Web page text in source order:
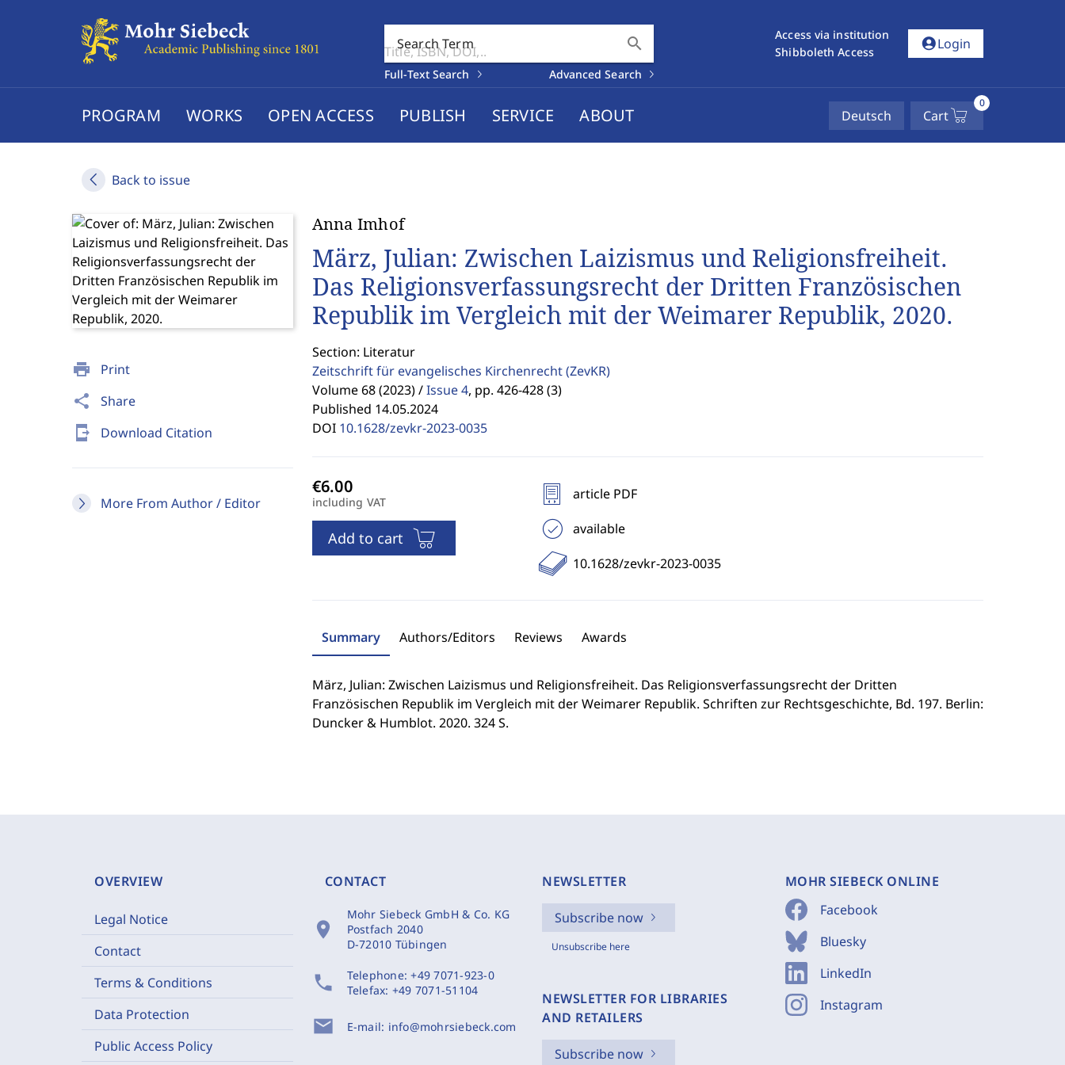
Search Term search
Full-Text Search Advanced Search
Access via institution
Shibboleth Access
account_circleLogin
PROGRAM WORKS OPEN ACCESS PUBLISH SERVICE ABOUT Deutsch Cart
0
Back to issue
print Print
share Share
send_to_mobile Download Citation
More From Author / Editor
Anna Imhof
März, Julian: Zwischen Laizismus und Religionsfreiheit.
Das Religionsverfassungsrecht der Dritten Französischen
Republik im Vergleich mit der Weimarer Republik, 2020.
Section: Literatur
Zeitschrift für evangelisches Kirchenrecht(ZevKR)
Volume 68 (2023) / Issue 4, pp. 426-428 (3)
Published 14.05.2024
DOI 10.1628/zevkr-2023-0035
including VAT
Add to cart
article PDF
available
10.1628/zevkr-2023-0035
Summary Authors/Editors Reviews Awards
März, Julian: Zwischen Laizismus und Religionsfreiheit. Das Religionsverfassungsrecht der Dritten
Französischen Republik im Vergleich mit der Weimarer Republik. Schriften zur Rechtsgeschichte, Bd. 197. Berlin:
Duncker & Humblot. 2020. 324 S.
OVERVIEW
Legal Notice
Contact
Terms & Conditions
Data Protection
Public Access Policy
CONTACT
location_on
Mohr Siebeck GmbH & Co. KG
Postfach 2040
D-72010 Tübingen
phone Telephone:+49 7071-923-0
Telefax: +49 7071-51104
mail E-mail: info@mohrsiebeck.com
NEWSLETTER
Subscribe now
Unsubscribe here
NEWSLETTER FOR LIBRARIES
AND RETAILERS
Subscribe now
MOHR SIEBECK ONLINE
Facebook
Bluesky
LinkedIn
Instagram